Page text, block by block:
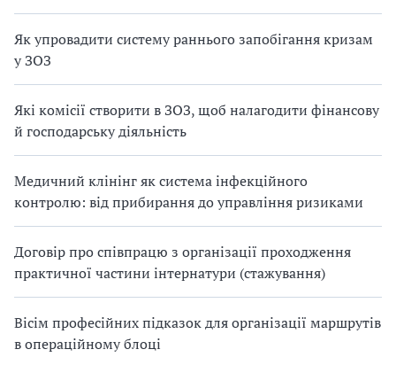
Як упровадити систему раннього запобігання кризам
у ЗОЗ
Які комісії створити в ЗОЗ, щоб налагодити фінансову
й господарську діяльність
Медичний клінінг як система інфекційного
контролю: від прибирання до управління ризиками
Договір про співпрацю з організації проходження
практичної частини інтернатури (стажування)
Вісім професійних підказок для організації маршрутів
в операційному блоці